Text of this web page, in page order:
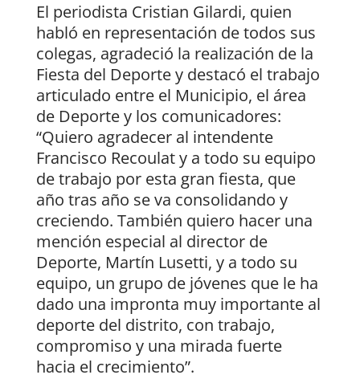
El periodista Cristian Gilardi, quien
habló en representación de todos sus
colegas, agradeció la realización de la
Fiesta del Deporte y destacó el trabajo
articulado entre el Municipio, el área
de Deporte y los comunicadores:
“Quiero agradecer al intendente
Francisco Recoulat y a todo su equipo
de trabajo por esta gran fiesta, que
año tras año se va consolidando y
creciendo. También quiero hacer una
mención especial al director de
Deporte, Martín Lusetti, y a todo su
equipo, un grupo de jóvenes que le ha
dado una impronta muy importante al
deporte del distrito, con trabajo,
compromiso y una mirada fuerte
hacia el crecimiento”.